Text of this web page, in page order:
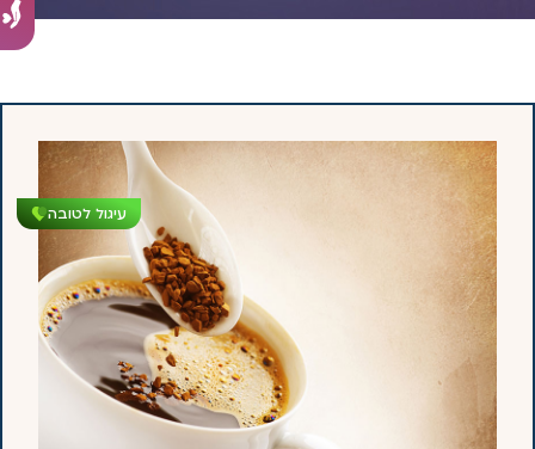
עיגול לטובה